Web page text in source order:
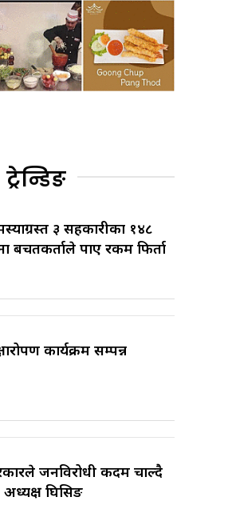
ट्रेन्डिङ
३ सहकारीका १४८
बचतकर्ताले पाए रकम फिर्ता
कार्यक्रम सम्पन्न
जनविरोधी कदम चाल्दै
घिसिङ